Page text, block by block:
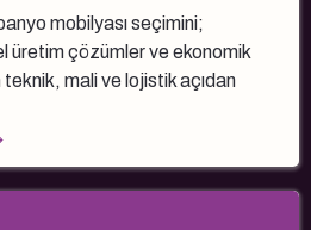
mobilyası seçimini;
üretim çözümler ve ekonomik
mali ve lojistik açıdan